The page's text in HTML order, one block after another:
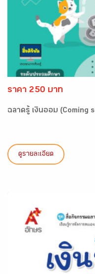
ราคา 250 บาท
ฉลาดรู้ เงินออม (Coming
ดูรายละเอียด